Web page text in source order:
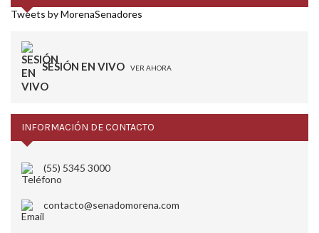
Tweets by MorenaSenadores
SESIÓN EN VIVO VER AHORA
INFORMACIÓN DE CONTACTO
(55) 5345 3000
contacto@senadomorena.com